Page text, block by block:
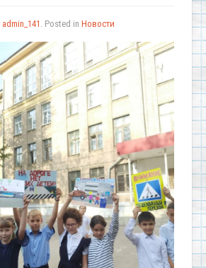
admin_141 . Posted in Новости